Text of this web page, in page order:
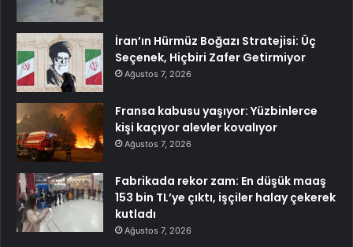
İran’ın Hürmüz Boğazı Stratejisi: Üç
Seçenek, Hiçbiri Zafer Getirmiyor
Ağustos 7, 2026
Fransa kabusu yaşıyor: Yüzbinlerce
kişi kaçıyor alevler kovalıyor
Ağustos 7, 2026
Fabrikada rekor zam: En düşük maaş
153 bin TL’ye çıktı, işçiler halay çekerek
kutladı
Ağustos 7, 2026